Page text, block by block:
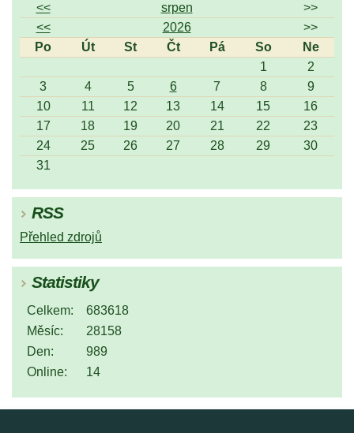
<< srpen
>>
<<
2026
>>
Po
Út St Čt Pá So
Ne
1
2
3
4 5 6 7 8
9
10
11 12 13 14 15
16
17
18 19 20 21 22
23
24
25 26 27 28 29
30
31
RSS
Přehled zdrojů
Statistiky
Online: 14
Celkem:
683618
Měsíc:
28158
Den:
989